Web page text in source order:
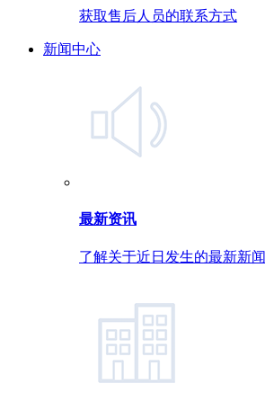
获取售后人员的联系方式
新闻中心
最新资讯
了解关于近日发生的最新新闻